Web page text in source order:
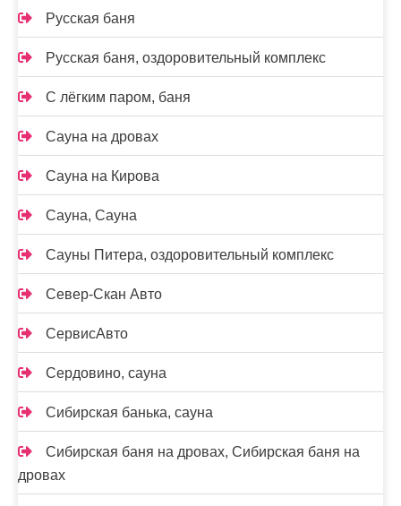
Русская баня
Русская баня, оздоровительный комплекс
С лёгким паром, баня
Сауна на дровах
Сауна на Кирова
Сауна, Сауна
Сауны Питера, оздоровительный комплекс
Север-Скан Авто
СервисАвто
Сердовино, сауна
Сибирская банька, сауна
Сибирская баня на дровах, Сибирская баня на
дровах